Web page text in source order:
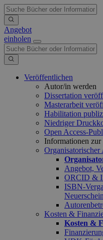
Angebot
einholen
Veröffentlichen
Autor/in werden
Dissertation
Masterarbeit
Habilitation
Niedriger
Open Access-
Informationen
Organisatorischer
Angebot,
ORCID &
ISBN-
Kosten &
Kosten &